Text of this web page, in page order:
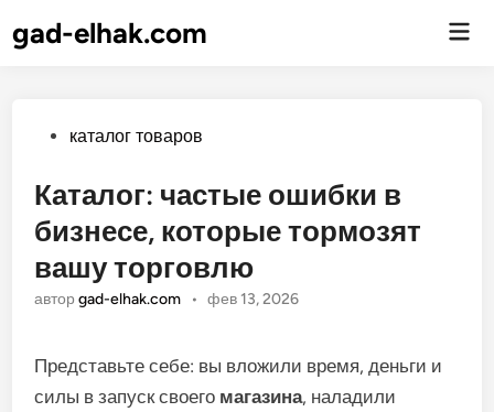
gad-elhak.com
Опубликовано
каталог товаров
Каталог: частые ошибки в
бизнесе, которые тормозят
вашу торговлю
авторgad-elhak.com • фев 13, 2026
Представьте себе: вы вложили время, деньги и
силы в запуск своего магазина, наладили